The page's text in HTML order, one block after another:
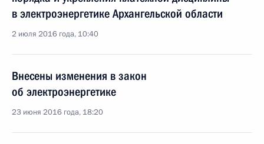
в электроэнергетике Архангельской области
2 июля 2016 года, 10:40
Внесены изменения в закон
об электроэнергетике
23 июня 2016 года, 18:20